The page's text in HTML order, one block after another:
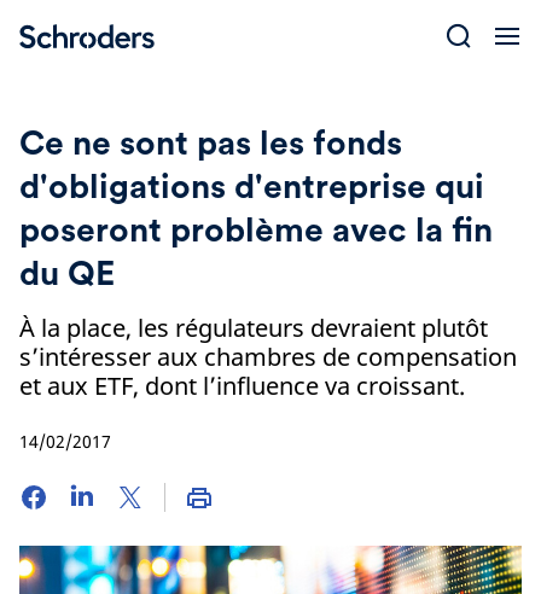
Ce ne sont pas les fonds
d'obligations d'entreprise qui
poseront problème avec la fin
du QE
À la place, les régulateurs devraient plutôt
s’intéresser aux chambres de compensation
et aux ETF, dont l’influence va croissant.
14/02/2017